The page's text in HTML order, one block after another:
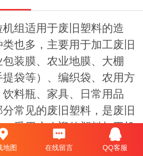
组适用于废旧塑料的造
也多，主要用于加工废旧
装膜、农业地膜、大棚
袋等）、编织袋、农用方
料瓶、家具、日常用品
常见的废旧塑料，是废旧
受用户欢迎的塑料加工机
地图 在线留言 QQ客服